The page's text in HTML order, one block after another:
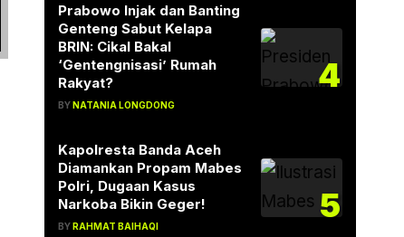
Prabowo Injak dan Banting
Genteng Sabut Kelapa
BRIN: Cikal Bakal
‘Gentengnisasi’ Rumah
Rakyat?
BYNATANIA LONGDONG
4
Kapolresta Banda Aceh
Diamankan Propam Mabes
Polri, Dugaan Kasus
Narkoba Bikin Geger!
BYRAHMAT BAIHAQI
5